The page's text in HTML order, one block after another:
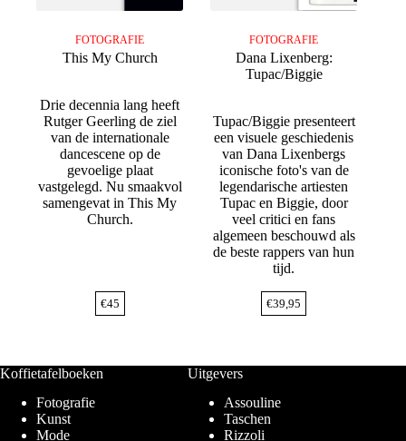
FOTOGRAFIE
This My Church
Drie decennia lang heeft
Rutger Geerling de ziel
van de internationale
dancescene op de
gevoelige plaat
vastgelegd. Nu smaakvol
samengevat in This My
Church.
€45
FOTOGRAFIE
Dana Lixenberg:
Tupac/Biggie
Tupac/Biggie presenteert
een visuele geschiedenis
van Dana Lixenbergs
iconische foto's van de
legendarische artiesten
Tupac en Biggie, door
veel critici en fans
algemeen beschouwd als
de beste rappers van hun
tijd.
€39,95
Koffietafelboeken
Fotografie
Kunst
Mode
Uitgevers
Assouline
Taschen
Rizzoli